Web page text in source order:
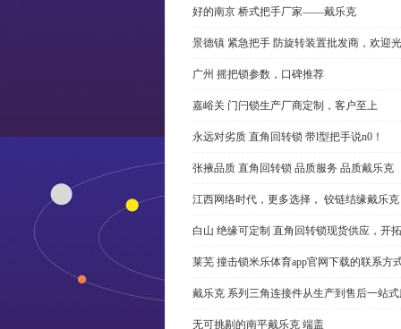
好的南京 桥式把手厂家——戴乐克
景德镇 紧急把手 防旋转装置批发商，欢迎
广州 摇把锁参数，口碑推荐
嘉峪关 门闩锁生产厂商定制，客户至上
永远对劣质 直角回转锁 带l型把手说n0！
张掖品质 直角回转锁 品质服务 品质戴乐克
江西网络时代，更多选择， 铰链结缘戴乐克
白山 绝缘可定制 直角回转锁现货供应，开
莱芜 撞击锁米乐体育app官网下载的联系方
戴乐克 系列三角连接件从生产到售后一站
无可挑剔的南平戴乐克 端盖